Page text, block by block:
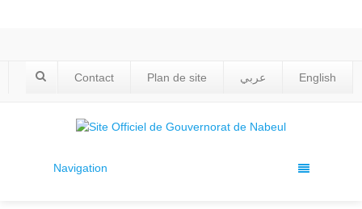
Contact Plan de site عربي English
Navigation